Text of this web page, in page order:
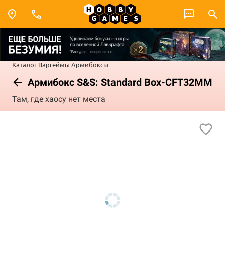
Каталог Варгеймы Армибоксы
Армибокс S&S: Standard Box-CFT32MM
Там, где хаосу нет места